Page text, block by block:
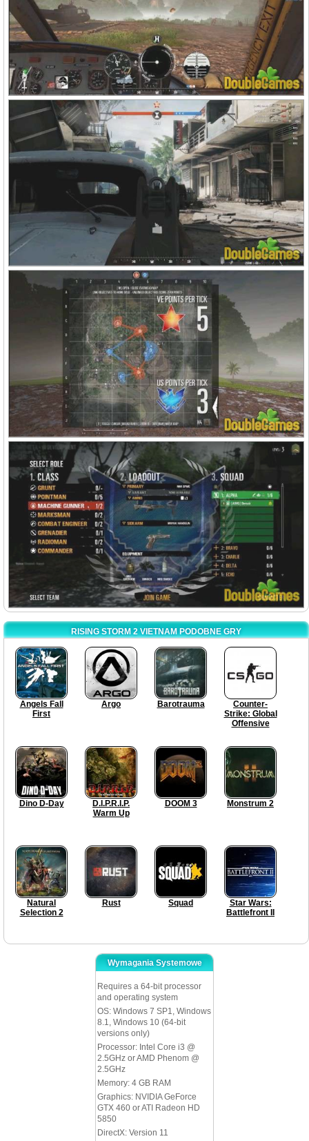
RISING STORM 2 VIETNAM PODOBNE GRY
Angels Fall
First
Argo Barotrauma
Counter-
Strike: Global
Offensive
Dino D-Day
D.I.P.R.I.P.
Warm Up
DOOM 3 Monstrum 2
Natural
Selection 2
Rust Squad
Star Wars:
Battlefront II
Wymagania Systemowe
Requires a 64-bit processor
and operating system
OS: Windows 7 SP1, Windows
8.1, Windows 10 (64-bit
versions only)
Processor: Intel Core i3 @
2.5GHz or AMD Phenom @
2.5GHz
Memory: 4 GB RAM
Graphics: NVIDIA GeForce
GTX 460 or ATI Radeon HD
5850
DirectX: Version 11